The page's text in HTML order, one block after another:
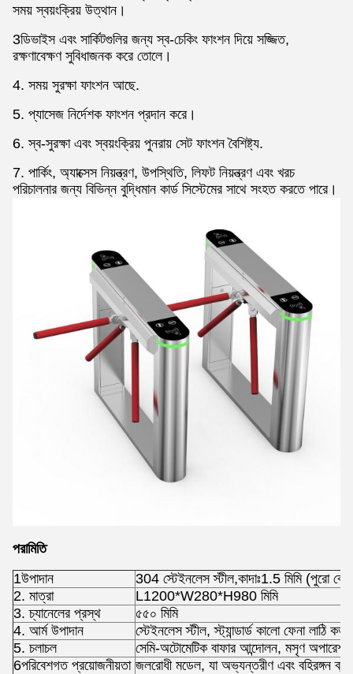
সময় স্বয়ংক্রিয় উত্থান।
3ডিভাইস এবং সার্কিটগুলির জন্য স্ব-চেকিং ফাংশন দিয়ে সজ্জিত,
রক্ষণাবেক্ষণ সুবিধাজনক করে তোলে।
4. সময় সুরক্ষা ফাংশন আছে.
5. প্যাসেজ নির্দেশক ফাংশন প্রদান করে।
6. স্ব-সুরক্ষা এবং স্বয়ংক্রিয় পুনরায় সেট ফাংশন বৈশিষ্ট্য.
7. পার্কিং, অ্যাক্সেস নিয়ন্ত্রণ, উপস্থিতি, লিফট নিয়ন্ত্রণ এবং খরচ
পরিচালনার জন্য বিভিন্ন বুদ্ধিমান কার্ড সিস্টেমের সাথে সংহত করতে পারে।
পরামিতি
1উপাদান
304 স্টেইনলেস স্টীল,কাদাঃ1.5 মিমি (পুরো বেধ)
2. মাত্রা
L1200*W280*H980 মিমি
3. চ্যানেলের প্রস্থ
৫৫০ মিমি
4. আর্ম উপাদান
স্টেইনলেস স্টীল, স্ট্যান্ডার্ড কালো ফেনা লাঠি
5. চলাচল
সেমি-অটোমেটিক বাফার আন্দোলন, মসৃণ অপারেশন,
6পরিবেশগত প্রয়োজনীয়তা জলরোধী মডেল, যা অভ্যন্তরীণ এবং বহিরঙ্গন